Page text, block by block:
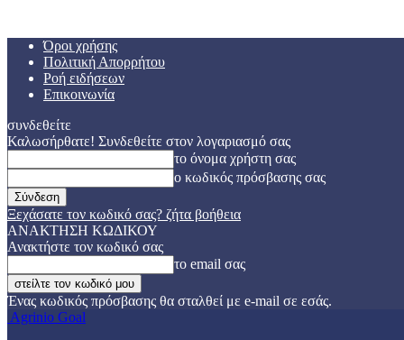
Όροι χρήσης
Πολιτική Απορρήτου
Ροή ειδήσεων
Επικοινωνία
συνδεθείτε
Καλωσήρθατε! Συνδεθείτε στον λογαριασμό σας
το όνομα χρήστη σας
ο κωδικός πρόσβασης σας
Ξεχάσατε τον κωδικό σας? ζήτα βοήθεια
ΑΝΑΚΤΗΣΗ ΚΩΔΙΚΟΥ
Ανακτήστε τον κωδικό σας
το email σας
Ένας κωδικός πρόσβασης θα σταλθεί με e-mail σε εσάς.
Agrinio Goal